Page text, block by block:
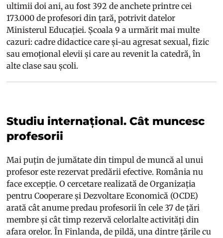
ultimii doi ani, au fost 392 de anchete printre cei
173.000 de profesori din țară, potrivit datelor
Ministerul Educației. Școala 9 a urmărit mai multe
cazuri: cadre didactice care și-au agresat sexual, fizic
sau emoțional elevii și care au revenit la catedră, în
alte clase sau școli.
Studiu internațional. Cât muncesc
profesorii
Mai puțin de jumătate din timpul de muncă al unui
profesor este rezervat predării efective. România nu
face excepție. O cercetare realizată de Organizația
pentru Cooperare și Dezvoltare Economică (OCDE)
arată cât anume predau profesorii în cele 37 de țări
membre și cât timp rezervă celorlalte activități din
afara orelor. În Finlanda, de pildă, una dintre țările cu